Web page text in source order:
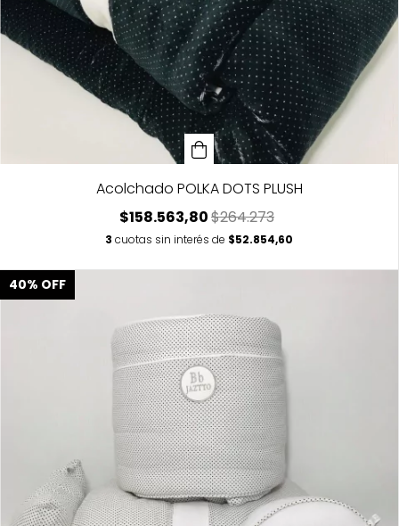
Acolchado POLKA DOTS PLUSH
$158.563,80$264.273
3 cuotas sin interés de $52.854,60
40% OFF